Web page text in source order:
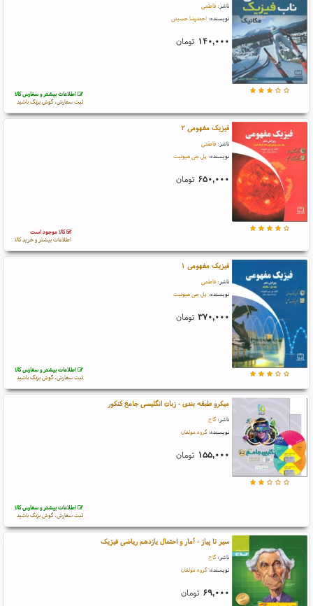
ناشر: فاطمی
نویسنده: احمدرضا حسینی
۱۴۰,۰۰۰ تومان
اطلاعات بیشتر و سفارش کالا
ثبت سفارش، گوش بزنگ باشید
فیزیک مفهومی ۲
ناشر: فاطمی
نویسنده: پل جی هیوئیت
۶۵۰,۰۰۰ تومان
کالا موجود است
اطلاعات بیشتر و خرید کالا
فیزیک مفهومی ۱
ناشر: فاطمی
نویسنده: پل جی هیوئیت
۳۷۰,۰۰۰ تومان
اطلاعات بیشتر و سفارش کالا
ثبت سفارش، گوش بزنگ باشید
میکرو طبقه بندی - زبان انگلیسی جامع کنکور
ناشر: گاج
نویسنده: گروه مولفان
۱۵۵,۰۰۰ تومان
اطلاعات بیشتر و سفارش کالا
ثبت سفارش، گوش بزنگ باشید
سیر تا پیاز - آمار و احتمال یازدهم ریاضی فیزیک
ناشر: گاج
نویسنده: گروه مولفان
۶۹,۰۰۰ تومان